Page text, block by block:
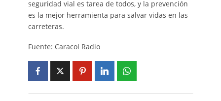
seguridad vial es tarea de todos, y la prevención
es la mejor herramienta para salvar vidas en las
carreteras.
Fuente: Caracol Radio